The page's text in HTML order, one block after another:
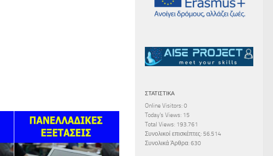
ΣΤΑΤΙΣΤΙΚΆ
Online Visitors: 0
Today's Views: 15
Total Views: 193.761
Συνολικοί επισκέπτες: 56.514
Συνολικά Άρθρα: 630